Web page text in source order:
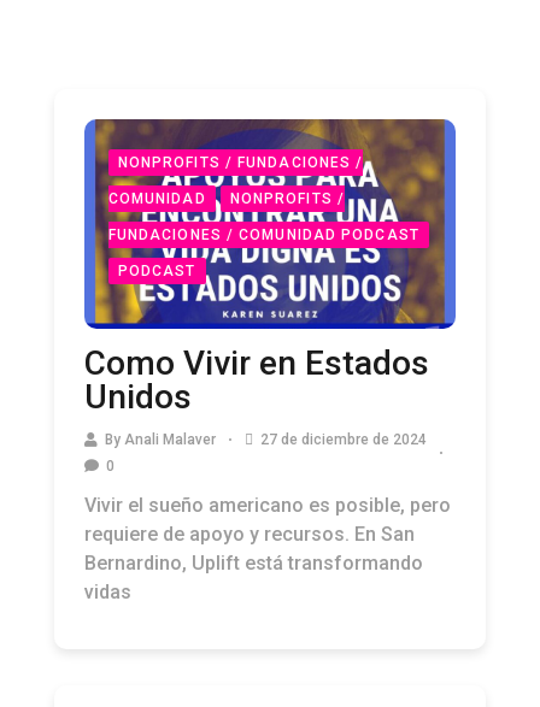
NONPROFITS / FUNDACIONES /
COMUNIDAD NONPROFITS /
FUNDACIONES / COMUNIDAD PODCAST
PODCAST
Como Vivir en Estados
Unidos
By
Vivir el sueño americano es posible, pero
requiere de apoyo y recursos. En San
Bernardino, Uplift está transformando